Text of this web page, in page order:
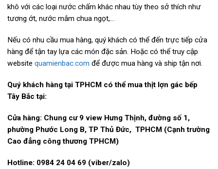
khô với các loại nước chấm khác nhau tùy theo sở thích như
tương ớt, nước mắm chua ngọt,…
Nếu có nhu cầu mua hàng, quý khách có thể đến trực tiếp cửa
hàng để tận tay lựa các món đặc sản. Hoặc có thể truy cập
website quamienbac.com để được mua hàng và ship tận nơi.
Quý khách hàng tại TPHCM có thể mua thịt lợn gác bếp
Tây Bắc tại:
Cửa hàng: Chung cư 9 view Hưng Thịnh, đường số 1,
phường Phước Long B, TP Thủ Đức, TPHCM (Cạnh trường
Cao đẳng công thương TPHCM)
Hotline: 0984 24 04 69 (viber/zalo)